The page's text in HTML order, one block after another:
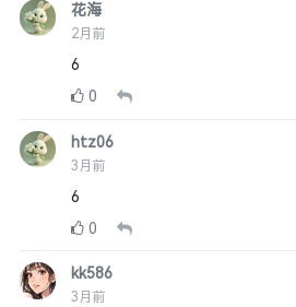
花海
2月前
6
0
htz06
3月前
6
0
kk586
3月前